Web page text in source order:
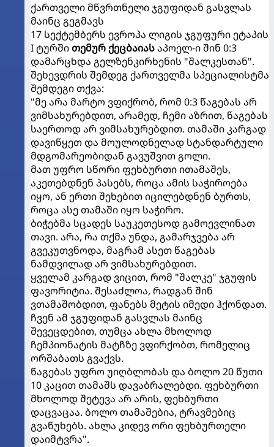
ქართველი მწვრთნელი ჯგუფიდან გასვლას
მაინც გეგმავს
17 სექტემბერს ევროპა ლიგის ჯგუფური ეტაპის
I ტურშითემურ ქეცბაიასაპოელ-ი შინ 0:3
დამარცხდა გელზენკირხენის "შალკესთან".
შეხევდრის შემდეგ ქართველმა სპეციალისტმა
შემდეგი თქვა:
"მე არა მარტო ვფიქრობ, რომ 0:3 წაგებას არ
ვიმსახურებდით, არამედ, ჩემი აზრით, წაგებას
საერთოდ არ ვიმსახურებდით. თამაში კარგად
დავიწყეთ და მოულოდნელად სტანდარტული
მდგომარეობიდან გავუშვით გოლი.
მათ უფრო სწორი ფეხბურთი ითამაშეს,
აკეთებდნენ პასებს, როცა ამის საჭიროება
იყო, ან ერთი შეხებით იცილებდნენ ბურთს,
როცა ასე თამაში იყო საჭირო.
ბიჭებმა სცადეს საუკეთესოდ გამოევლინათ
თავი. არა, რა თქმა უნდა, გამარჯვება არ
გვეკუთვნოდა, მაგრამ ასეთ წაგებას
ნამდვილად არ ვიმსახურებდით.
ყველამ კარგად ვიცით, რომ "შალკე" ჯგუფის
ფავორიტია. შესაძლოა, რადგან შინ
ვთამაშობდით, ფანებს მეტის იმედი ჰქონდათ.
ჩვენ ამ ჯგუფიდან გასვლას მაინც
შევეცდებით, თუმცა ახლა მხოლოდ
ჩემპიონატის მატჩზე ვფირქობთ, რომელიც
ორშაბათს გვაქვს.
წაგებას უფრო უიღბლობას და ბოლო 20 წუთი
10 კაცით თამაშს დავაბრალებდი. ფეხბურთი
მხოლოდ შეტევა არ არის, ფეხბურთი
დაცვაცაა. ბოლო თამაშებია, ტრავმებიც
გვაწუხებს. ახლა კიდევ ორი ფეხბურთელი
დაიმტვრა".